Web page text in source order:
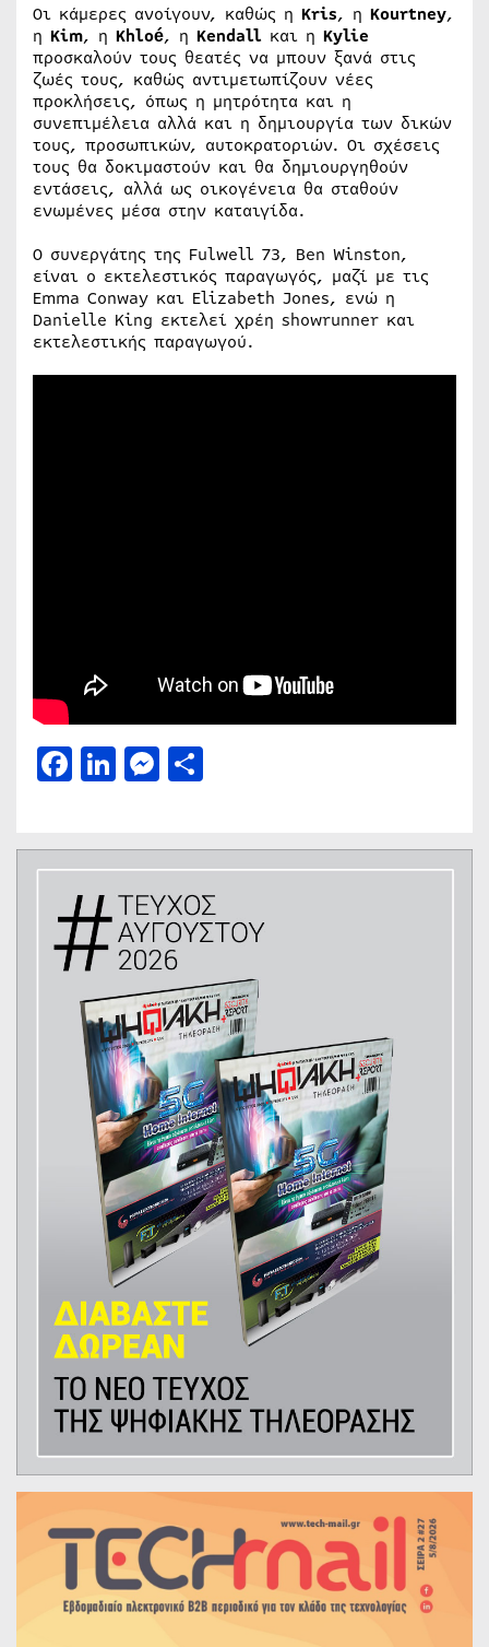
Οι κάμερες ανοίγουν, καθώς η Kris, η Kourtney,
η Kim, η Khloé, η Kendall και η Kylie
προσκαλούν τους θεατές να μπουν ξανά στις
ζωές τους, καθώς αντιμετωπίζουν νέες
προκλήσεις, όπως η μητρότητα και η
συνεπιμέλεια αλλά και η δημιουργία των δικών
τους, προσωπικών, αυτοκρατοριών. Οι σχέσεις
τους θα δοκιμαστούν και θα δημιουργηθούν
εντάσεις, αλλά ως οικογένεια θα σταθούν
ενωμένες μέσα στην καταιγίδα.
Ο συνεργάτης της Fulwell 73, Ben Winston,
είναι ο εκτελεστικός παραγωγός, μαζί με τις
Emma Conway και Elizabeth Jones, ενώ η
Danielle King εκτελεί χρέη showrunner και
εκτελεστικής παραγωγού.
Facebook
LinkedIn
Messenger